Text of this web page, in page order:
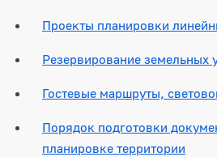
Проекты планировки
Резервирование земельных
Гостевые маршруты,
Порядок подготовки
планировке территории